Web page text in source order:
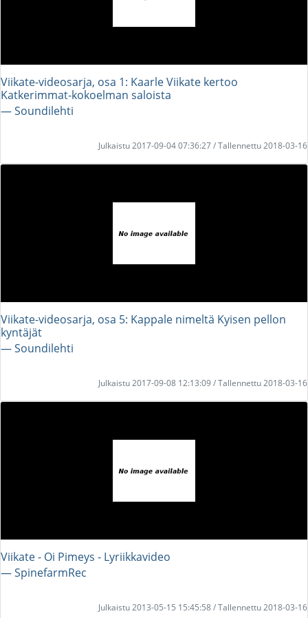
Viikate-videosarja, osa 1: Kaarle Viikate kertoo
Katkerimmat-kokoelman saloista
― Soundilehti
Julkaistu 2017-09-04 07:36:27 / Tallennettu 2018-03-16
Viikate-videosarja, osa 5: Kappale nimeltä Kyisen pellon
kyntäjät
― Soundilehti
Julkaistu 2017-09-08 12:13:09 / Tallennettu 2018-03-16
Viikate - Oi Pimeys - Lyriikkavideo
― SpinefarmRec
Julkaistu 2013-05-15 15:45:58 / Tallennettu 2018-03-16